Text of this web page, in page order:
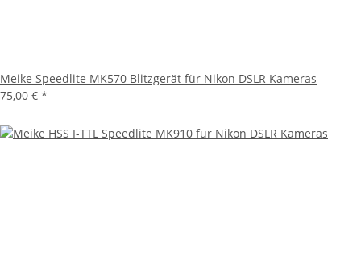
Meike Speedlite MK570 Blitzgerät für Nikon DSLR Kameras
75,00 € *